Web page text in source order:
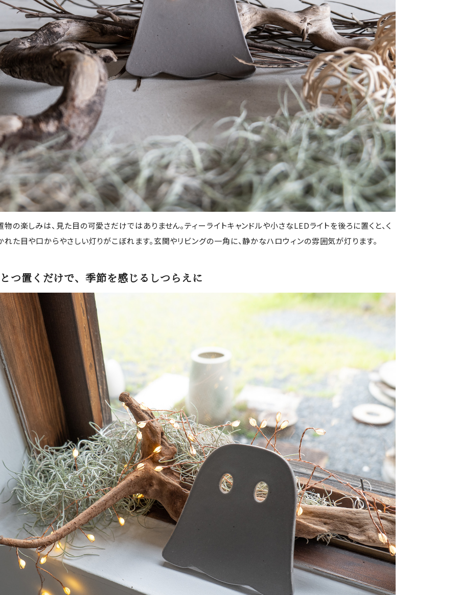
物の楽しみは、見た目の可愛さだけではありません。ティーライトキャンドルや小さなLEDライトを後ろに置くと、く
れた目や口からやさしい灯りがこぼれます。玄関やリビングの一角に、静かなハロウィンの雰囲気が灯ります。
つ置くだけで、季節を感じるしつらえに